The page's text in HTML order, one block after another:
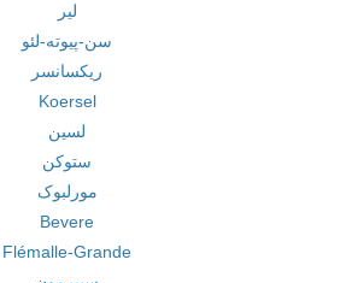
لیر
سن-پیوته-لئو
ریکسانسر
Koersel
لسین
ستوکن
مورلبوک
Bevere
Flémalle-Grande